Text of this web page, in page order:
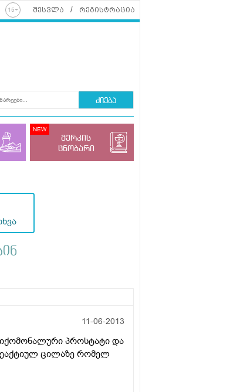
შესვლა რეგისტრაცია
ძიება
მერკის
ცნობარი
11-06-2013
პროსტატი და
ცილაზე რომელ